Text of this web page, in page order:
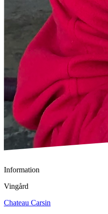
Information
Vingård
Chateau Carsin